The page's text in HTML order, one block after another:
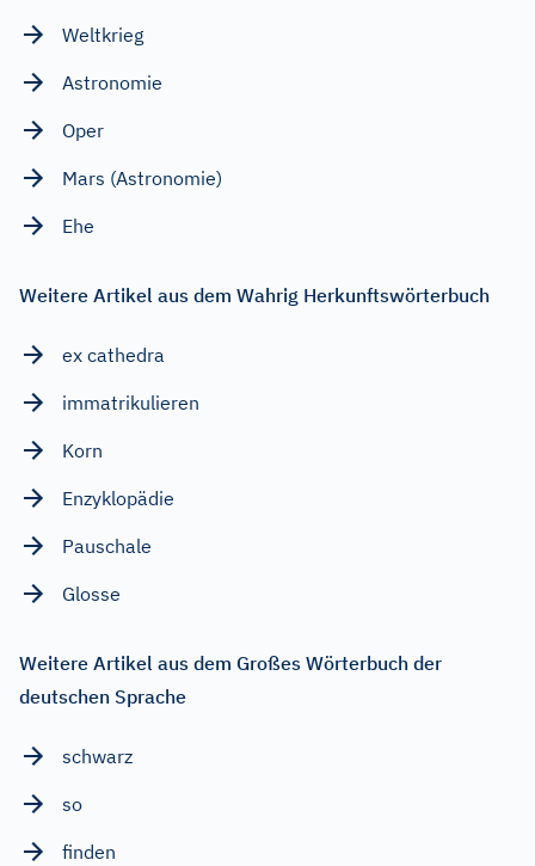
Weltkrieg
Astronomie
Oper
Mars (Astronomie)
Ehe
Weitere Artikel aus dem Wahrig Herkunftswörterbuch
ex cathedra
immatrikulieren
Korn
Enzyklopädie
Pauschale
Glosse
Weitere Artikel aus dem Großes Wörterbuch der
deutschen Sprache
schwarz
so
finden